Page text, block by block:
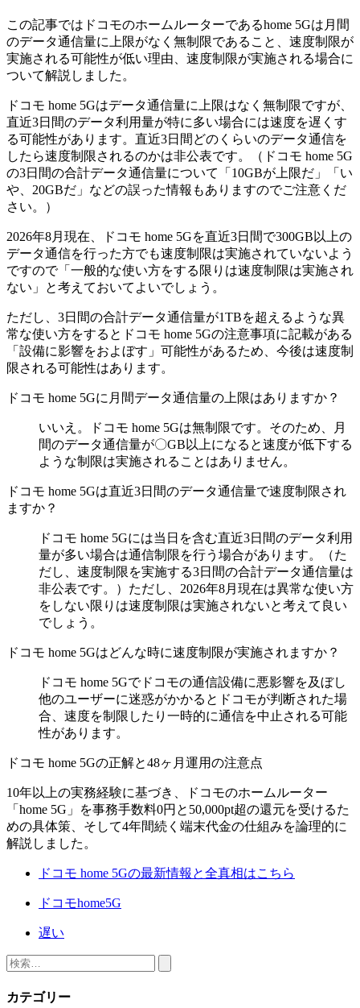
この記事ではドコモのホームルーターであるhome 5Gは月間
のデータ通信量に上限がなく無制限であること、速度制限が
実施される可能性が低い理由、速度制限が実施される場合に
ついて解説しました。
ドコモ home 5Gはデータ通信量に上限はなく無制限ですが、
直近3日間のデータ利用量が特に多い場合には速度を遅くす
る可能性があります。直近3日間どのくらいのデータ通信を
したら速度制限されるのかは非公表です。（ドコモ home 5G
の3日間の合計データ通信量について「10GBが上限だ」「い
や、20GBだ」などの誤った情報もありますのでご注意くだ
さい。）
2026年8月現在、ドコモ home 5Gを直近3日間で300GB以上の
データ通信を行った方でも速度制限は実施されていないよう
ですので「一般的な使い方をする限りは速度制限は実施され
ない」と考えておいてよいでしょう。
ただし、3日間の合計データ通信量が1TBを超えるような異
常な使い方をするとドコモ home 5Gの注意事項に記載がある
「設備に影響をおよぼす」可能性があるため、今後は速度制
限される可能性はあります。
ドコモ home 5Gに月間データ通信量の上限はありますか？
いいえ。ドコモ home 5Gは無制限です。そのため、月
間のデータ通信量が〇GB以上になると速度が低下する
ような制限は実施されることはありません。
ドコモ home 5Gは直近3日間のデータ通信量で速度制限され
ますか？
ドコモ home 5Gには当日を含む直近3日間のデータ利用
量が多い場合は通信制限を行う場合があります。（た
だし、速度制限を実施する3日間の合計データ通信量は
非公表です。）ただし、2026年8月現在は異常な使い方
をしない限りは速度制限は実施されないと考えて良い
でしょう。
ドコモ home 5Gはどんな時に速度制限が実施されますか？
ドコモ home 5Gでドコモの通信設備に悪影響を及ぼし
他のユーザーに迷惑がかかるとドコモが判断された場
合、速度を制限したり一時的に通信を中止される可能
性があります。
ドコモ home 5Gの正解と48ヶ月運用の注意点
10年以上の実務経験に基づき、ドコモのホームルーター
「home 5G」を事務手数料0円と50,000pt超の還元を受けるた
めの具体策、そして4年間続く端末代金の仕組みを論理的に
解説しました。
ドコモ home 5Gの最新情報と全真相はこちら
ドコモhome5G
遅い
検
カテゴリー